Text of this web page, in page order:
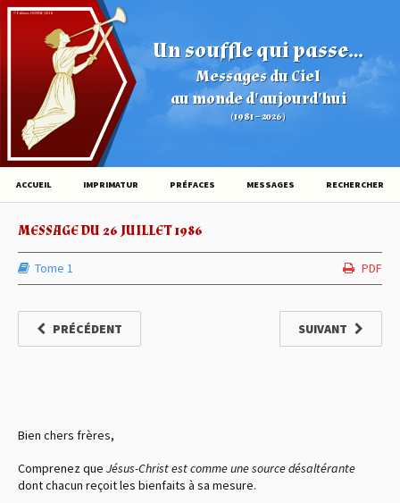
Un souffle qui passe...
Messages du Ciel
au monde d'aujourd'hui
(1981 – 2026)
© Éditions HOVINE (2026)
ACCUEIL IMPRIMATUR PRÉFACES MESSAGES RECHERCHER
MESSAGE DU 26 JUILLET 1986
Tome 1 PDF
PRÉCÉDENT SUIVANT
Bien chers frères,
Comprenez que Jésus-Christ est comme une source désaltérante
dont chacun reçoit les bienfaits à sa mesure.